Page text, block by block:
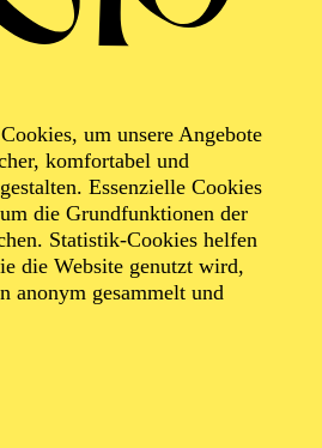
um unsere Angebote
komfortabel und
Essenzielle Cookies
die Grundfunktionen der
Statistik-Cookies helfen
die Website genutzt wird,
anonym gesammelt und
2027 · GROSSE O
ENTDECKEN